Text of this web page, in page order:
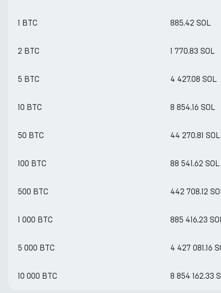
1 BTC 885.42 SOL
2 BTC 1 770.83 SOL
5 BTC 4 427.08 SOL
10 BTC 8 854.16 SOL
50 BTC 44 270.81 SOL
100 BTC 88 541.62 SOL
500 BTC 442 708.12
1 000 BTC 885 416.23
5 000 BTC 4 427 081.16
10 000 BTC 8 854 162.33